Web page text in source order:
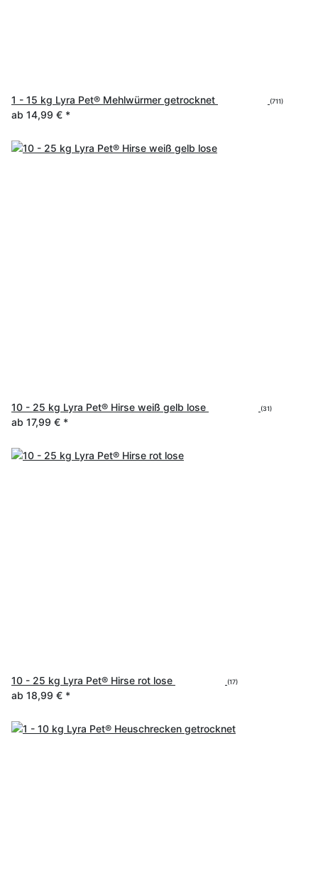
1 - 15 kg Lyra Pet® Mehlwürmer getrocknet (711)
ab 14,99 € *
10 - 25 kg Lyra Pet® Hirse weiß gelb lose (31)
ab 17,99 € *
10 - 25 kg Lyra Pet® Hirse rot lose (17)
ab 18,99 € *